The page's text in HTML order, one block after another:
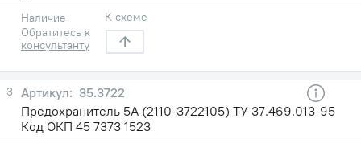
Наличие
Обратитесь к
консультанту
К схеме
3
35.3722
Предохранитель 5А (2110-3722105) ТУ 37.469.013-95
Код ОКП 45 7373 1523